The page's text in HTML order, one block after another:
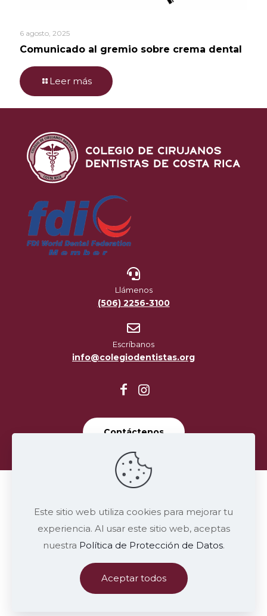
6 agosto, 2025
Comunicado al gremio sobre crema dental
Leer más
Llámenos
(506) 2256-3100
Escríbanos
info@colegiodentistas.org
Contáctenos
© 2025 Colegio de Dentistas de Costa Rica - Todos los derechos
reservados. |Diseño:ARWEB.com
Mapa del Sitio
Nosotros
Este sitio web utiliza cookies para mejorar tu
experiencia. Al usar este sitio web, aceptas
nuestra Política de Protección de Datos.
Aceptar todos